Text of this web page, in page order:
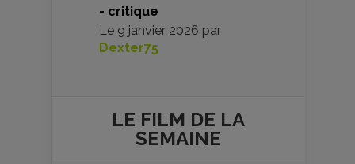
- critique
Le 9 janvier 2026 par
Dexter75
LE FILM DE LA
SEMAINE